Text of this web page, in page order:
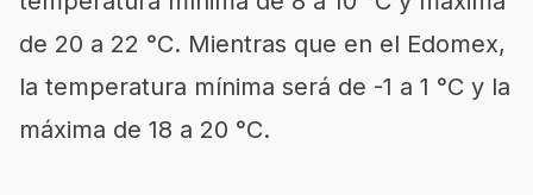
de 20 a 22 °C. Mientras que en el Edomex,
la temperatura mínima será de -1 a 1 °C y la
máxima de 18 a 20 °C.